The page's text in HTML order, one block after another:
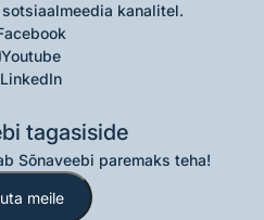
kanalitel.
Youtube
LinkedIn
tagasiside
Sõnaveebi paremaks teha!
meile